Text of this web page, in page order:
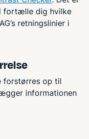
fortælle dig hvilke
retningslinier i
forstørres op til
informationen